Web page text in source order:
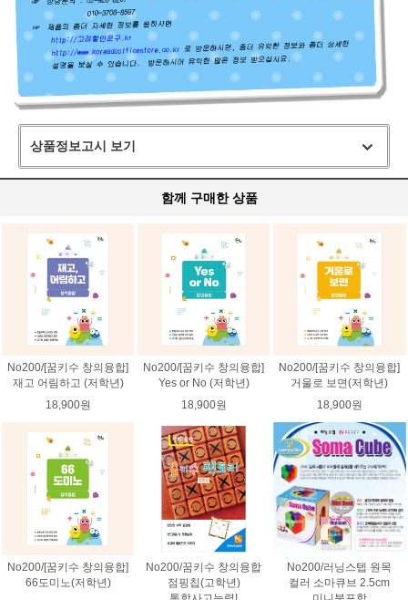
상품정보고시 보기
함께 구매한 상품
No200/[꿈키수 창의융합]
재고 어림하고 (저학년)
18,900원
No200/[꿈키수 창의융합]
Yes or No (저학년)
18,900원
No200/[꿈키수 창의융합]
거울로 보면(저학년)
18,900원
No200/[꿈키수 창의융합]
66도미노(저학년)
No200/꿈키수 창의융합
점핑칩(고학년)
No200/러닝스텝 원목
컬러 소마큐브 2.5cm